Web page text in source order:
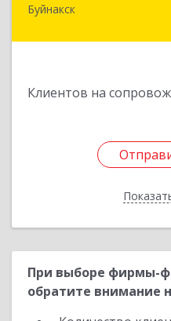
Буйнакск
Клиентов на
При выборе фирмы-
обратите внимание